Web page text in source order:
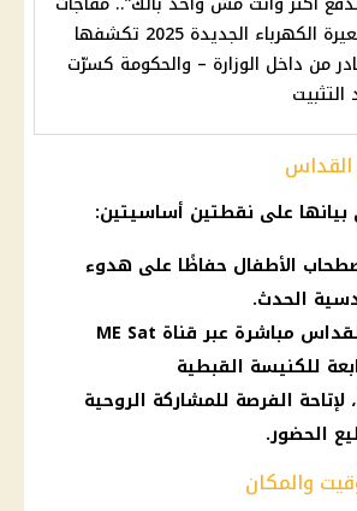
تسعيرة الكهرباء الجديدة 2025 تكشفها
من داخل الوزارة – والحكومة كسرّت
التثبيت
على نقطتين أساسيتين:
الأطفال حفاظًا على هدوء
الحدث.
سيتم نقل القداس مباشرة عبر قناة ME Sat
للكنيسة القبطية
لإتاحة الفرصة للمشاركة الروحية
الحضور.
والمكان